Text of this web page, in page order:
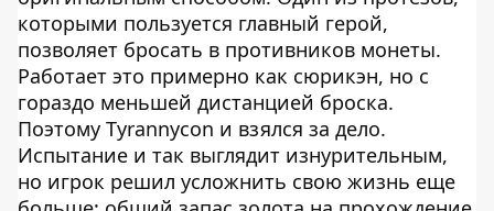
которыми пользуется главный герой,
позволяет бросать в противников монеты.
Работает это примерно как сюрикэн, но с
гораздо меньшей дистанцией броска.
Поэтому Tyrannycon и взялся за дело.
Испытание и так выглядит изнурительным,
но игрок решил усложнить свою жизнь еще